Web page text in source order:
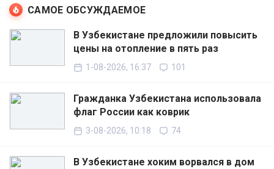
САМОЕ ОБСУЖДАЕМОЕ
В Узбекистане предложили повысить
цены на отопление в пять раз
1-08-2026, 16:37 101
Гражданка Узбекистана использовала
флаг России как коврик
3-08-2026, 10:18 74
В Узбекистане хоким ворвался в дом